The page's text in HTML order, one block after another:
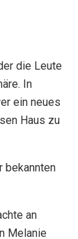
die Leute
In
ein neues
Haus zu
bekannten
an
Melanie